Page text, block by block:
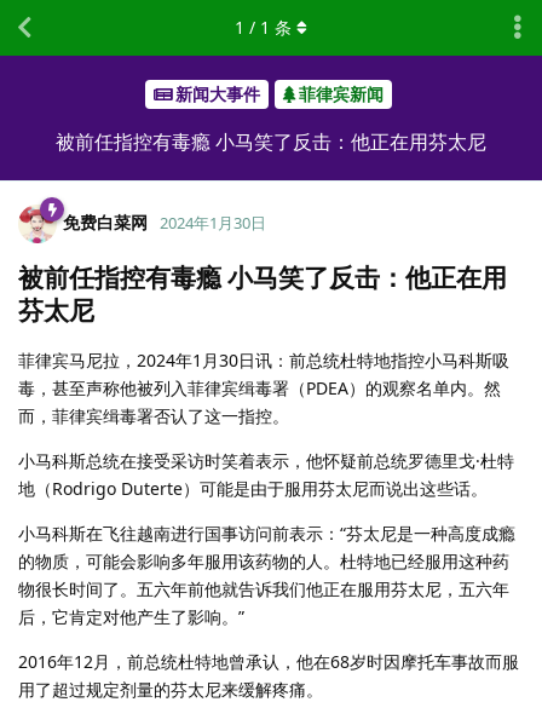
新闻大事件 菲律宾新闻
被前任指控有毒瘾 小马笑了反击：他正在用芬太尼
1 / 1 条
免费白菜网 2024年1月30日
被前任指控有毒瘾 小马笑了反击：他正在用
芬太尼
菲律宾马尼拉，2024年1月30日讯：前总统杜特地指控小马科斯吸
毒，甚至声称他被列入菲律宾缉毒署（PDEA）的观察名单内。然
而，菲律宾缉毒署否认了这一指控。
小马科斯总统在接受采访时笑着表示，他怀疑前总统罗德里戈·杜特
地（Rodrigo Duterte）可能是由于服用芬太尼而说出这些话。
小马科斯在飞往越南进行国事访问前表示：“芬太尼是一种高度成瘾
的物质，可能会影响多年服用该药物的人。杜特地已经服用这种药
物很长时间了。五六年前他就告诉我们他正在服用芬太尼，五六年
后，它肯定对他产生了影响。”
2016年12月，前总统杜特地曾承认，他在68岁时因摩托车事故而服
用了超过规定剂量的芬太尼来缓解疼痛。